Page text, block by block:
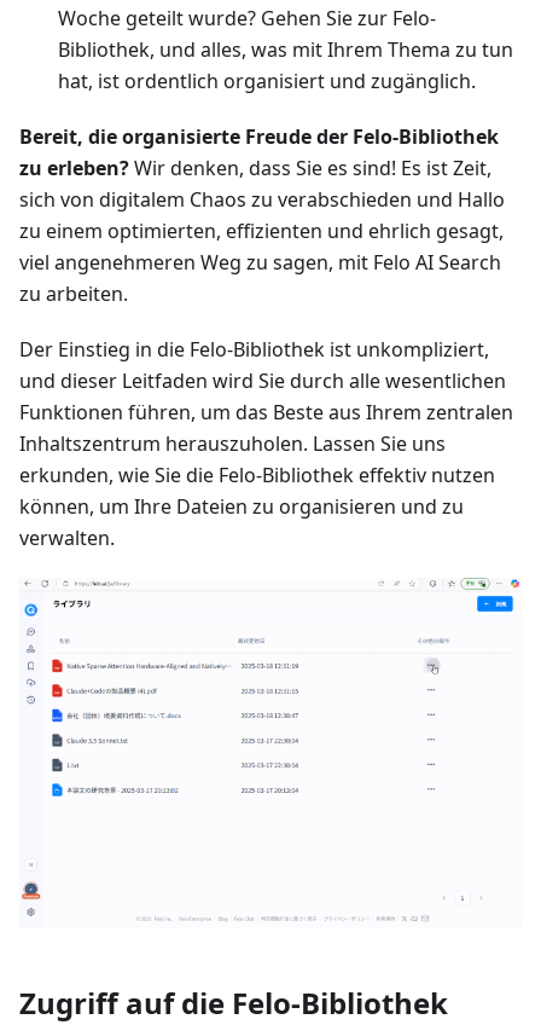
Woche geteilt wurde? Gehen Sie zur Felo-
Bibliothek, und alles, was mit Ihrem Thema zu tun
hat, ist ordentlich organisiert und zugänglich.
Bereit, die organisierte Freude der Felo-Bibliothek
zu erleben?Wir denken, dass Sie es sind! Es ist Zeit,
sich von digitalem Chaos zu verabschieden und Hallo
zu einem optimierten, effizienten und ehrlich gesagt,
viel angenehmeren Weg zu sagen, mit Felo AI Search
zu arbeiten.
Der Einstieg in die Felo-Bibliothek ist unkompliziert,
und dieser Leitfaden wird Sie durch alle wesentlichen
Funktionen führen, um das Beste aus Ihrem zentralen
Inhaltszentrum herauszuholen. Lassen Sie uns
erkunden, wie Sie die Felo-Bibliothek effektiv nutzen
können, um Ihre Dateien zu organisieren und zu
verwalten.
Zugriff auf die Felo-Bibliothek